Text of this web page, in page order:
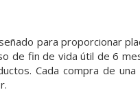
para proporcionar
de fin de vida útil de 6
Cada compra de una